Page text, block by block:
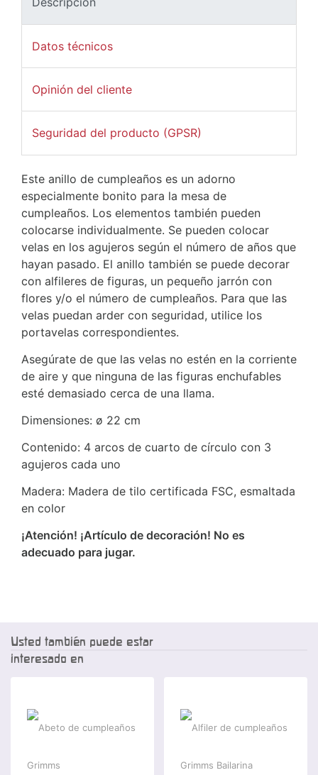
Datos técnicos
Opinión del cliente
Seguridad del producto (GPSR)
Este anillo de cumpleaños es un adorno
especialmente bonito para la mesa de
cumpleaños. Los elementos también pueden
colocarse individualmente. Se pueden colocar
velas en los agujeros según el número de años que
hayan pasado. El anillo también se puede decorar
con alfileres de figuras, un pequeño jarrón con
flores y/o el número de cumpleaños. Para que las
velas puedan arder con seguridad, utilice los
portavelas correspondientes.
Asegúrate de que las velas no estén en la corriente
de aire y que ninguna de las figuras enchufables
esté demasiado cerca de una llama.
Dimensiones: ø 22 cm
Contenido: 4 arcos de cuarto de círculo con 3
agujeros cada uno
Madera: Madera de tilo certificada FSC, esmaltada
en color
¡Atención! ¡Artículo de decoración! No es
adecuado para jugar.
Usted también puede estar
interesado en